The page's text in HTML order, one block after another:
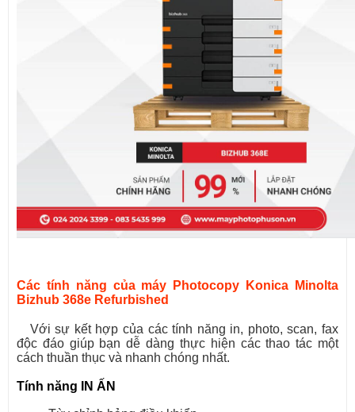
Các tính năng của máy Photocopy Konica Minolta
Bizhub 368e Refurbished
Với sự kết hợp của các tính năng in, photo, scan, fax
độc đáo giúp bạn dễ dàng thực hiện các thao tác một
cách thuần thục và nhanh chóng nhất.
Tính năng IN ẤN